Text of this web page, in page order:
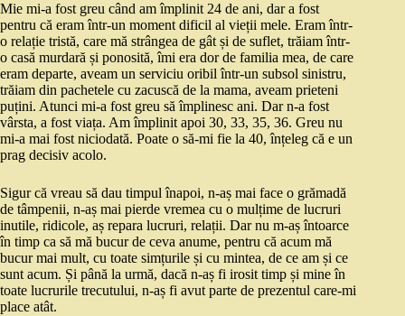
Mie mi-a fost greu când am împlinit 24 de ani, dar a fost
pentru că eram într-un moment dificil al vieții mele. Eram într-
o relație tristă, care mă strângea de gât și de suflet, trăiam într-
o casă murdară și ponosită, îmi era dor de familia mea, de care
eram departe, aveam un serviciu oribil într-un subsol sinistru,
trăiam din pachetele cu zacuscă de la mama, aveam prieteni
puțini. Atunci mi-a fost greu să împlinesc ani. Dar n-a fost
vârsta, a fost viața. Am împlinit apoi 30, 33, 35, 36. Greu nu
mi-a mai fost niciodată. Poate o să-mi fie la 40, înțeleg că e un
prag decisiv acolo.
Sigur că vreau să dau timpul înapoi, n-aș mai face o grămadă
de tâmpenii, n-aș mai pierde vremea cu o mulțime de lucruri
inutile, ridicole, aș repara lucruri, relații. Dar nu m-aș întoarce
în timp ca să mă bucur de ceva anume, pentru că acum mă
bucur mai mult, cu toate simțurile și cu mintea, de ce am și ce
sunt acum. Și până la urmă, dacă n-aș fi irosit timp și mine în
toate lucrurile trecutului, n-aș fi avut parte de prezentul care-mi
place atât.